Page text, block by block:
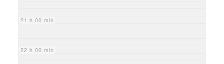
21 h 00 min
22 h 00 min